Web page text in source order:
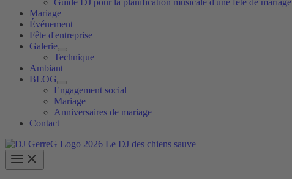
Guide DJ pour la planification musicale d'une fête de mariage
Mariage
Événement
Fête d'entreprise
Galerie
Technique
Ambiant
BLOG
Engagement social
Mariage
Anniversaires de mariage
Contact